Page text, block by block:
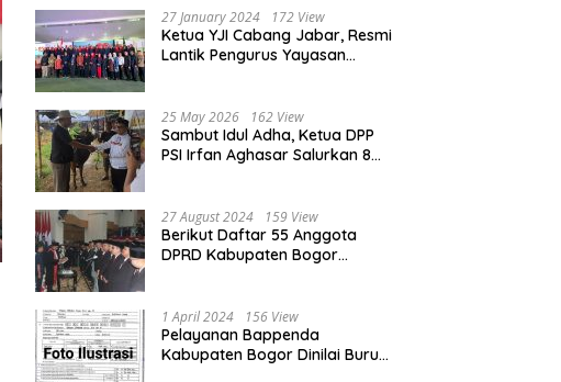
Berakhir Damai
27 January 2024 172 View
Ketua YJI Cabang Jabar, Resmi
Lantik Pengurus Yayasan
25 May 2026 162 View
Sambut Idul Adha, Ketua DPP
PSI Irfan Aghasar Salurkan 8
27 August 2024 159 View
Berikut Daftar 55 Anggota
DPRD Kabupaten Bogor
1 April 2024 156 View
Pelayanan Bappenda
Kabupaten Bogor Dinilai Buruk,